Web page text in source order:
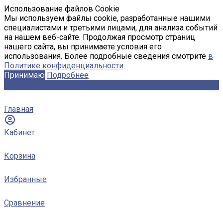
Использование файлов Cookie
Мы используем файлы cookie, разработанные нашими
специалистами и третьими лицами, для анализа событий
на нашем веб-сайте. Продолжая просмотр страниц
нашего сайта, вы принимаете условия его
использования. Более подробные сведения смотрите в
Политике конфиденциальности.
Принимаю Подробнее
Главная
Кабинет
Корзина
Избранные
Сравнение